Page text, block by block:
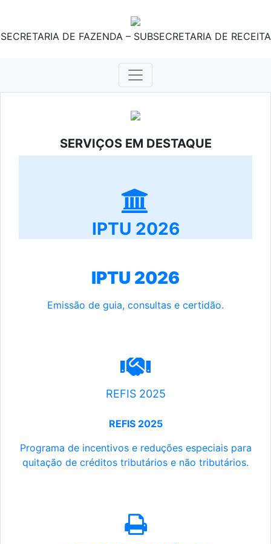
SECRETARIA DE FAZENDA – SUBSECRETARIA DE RECEITA
SERVIÇOS EM DESTAQUE
IPTU 2026
IPTU 2026
Emissão de guia, consultas e certidão.
REFIS 2025
REFIS 2025
Programa de incentivos e reduções especiais para
quitação de créditos tributários e não tributários.